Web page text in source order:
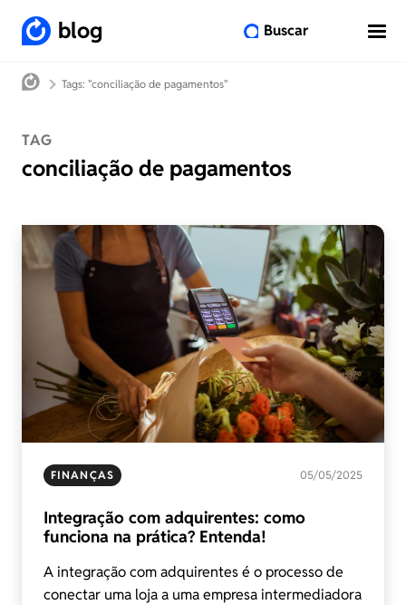
blog Buscar
Tags: "conciliação de pagamentos"
TAG
conciliação de pagamentos
FINANÇAS 05/05/2025
Integração com adquirentes: como
funciona na prática? Entenda!
A integração com adquirentes é o processo de
conectar uma loja a uma empresa intermediadora